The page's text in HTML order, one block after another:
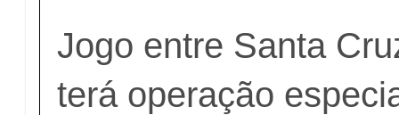
Jogo entre Santa
terá operação